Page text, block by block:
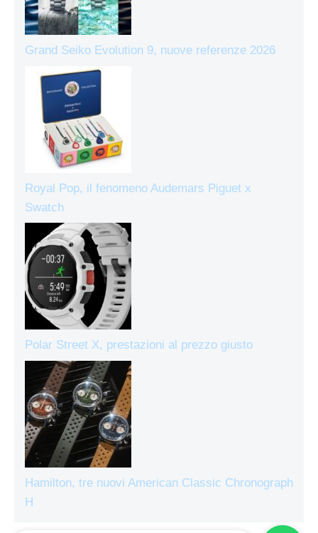
Grand Seiko Evolution 9, nuove referenze 2026
Royal Pop, il fenomeno Audemars Piguet x
Swatch
Polar Street X, prestazioni al prezzo giusto
Hamilton, tre nuovi American Classic Chronograph
H